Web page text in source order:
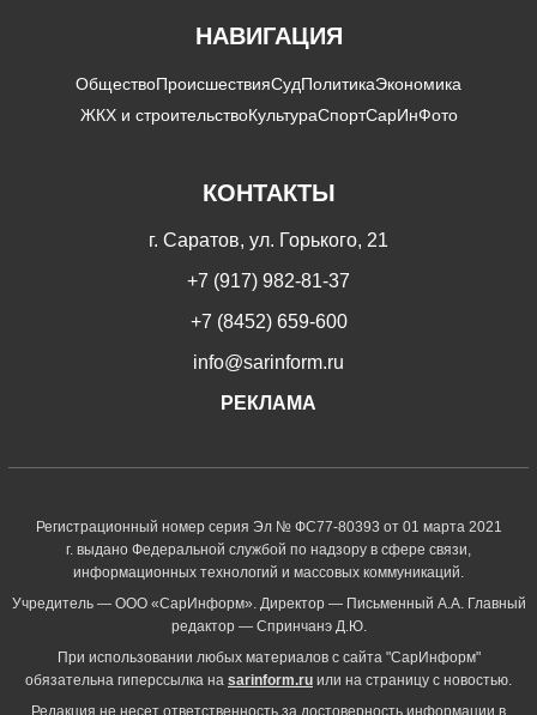
НАВИГАЦИЯ
ОбществоПроисшествияСудПолитикаЭкономика
ЖКХ и строительствоКультураСпортСарИнФото
КОНТАКТЫ
г. Саратов, ул. Горького, 21
+7 (917) 982-81-37
+7 (8452) 659-600
info@sarinform.ru
РЕКЛАМА
Регистрационный номер серия Эл № ФС77-80393 от 01 марта 2021
г. выдано Федеральной службой по надзору в сфере связи,
информационных технологий и массовых коммуникаций.
Учредитель — ООО «СарИнформ». Директор — Письменный А.А. Главный
редактор — Спринчанэ Д.Ю.
При использовании любых материалов с сайта "СарИнформ"
обязательна гиперссылка на sarinform.ru или на страницу с новостью.
Редакция не несет ответственность за достоверность информации в